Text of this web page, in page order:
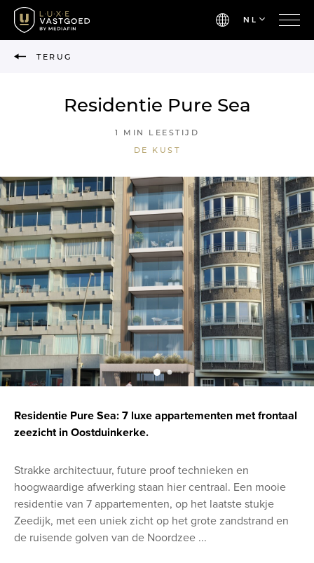
NL
TERUG
Residentie Pure Sea
1 MIN LEESTIJD
DE KUST
Residentie Pure Sea: 7 luxe appartementen met frontaal
zeezicht in Oostduinkerke.
Strakke architectuur, future proof technieken en
hoogwaardige afwerking staan hier centraal. Een mooie
residentie van 7 appartementen, op het laatste stukje
Zeedijk, met een uniek zicht op het grote zandstrand en
de ruisende golven van de Noordzee ...